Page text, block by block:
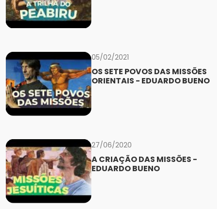
05/02/2021
OS SETE POVOS DAS MISSÕES
ORIENTAIS - EDUARDO BUENO
27/06/2020
A CRIAÇÃO DAS MISSÕES -
EDUARDO BUENO